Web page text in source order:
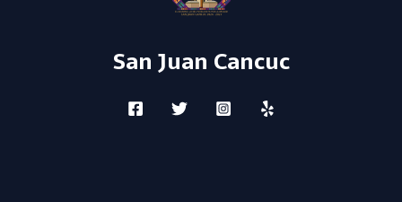
San Juan Cancuc